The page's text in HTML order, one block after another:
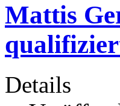
Mattis
Details